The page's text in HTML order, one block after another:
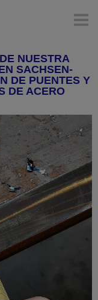
NUESTRA
SACHSEN-
DE PUENTES Y
DE ACERO